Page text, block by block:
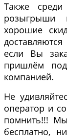
Также
розыгрыши
хорошие
если Вы
пришлём
компанией.
Не
оператор и
помнить!!!
бесплатно,